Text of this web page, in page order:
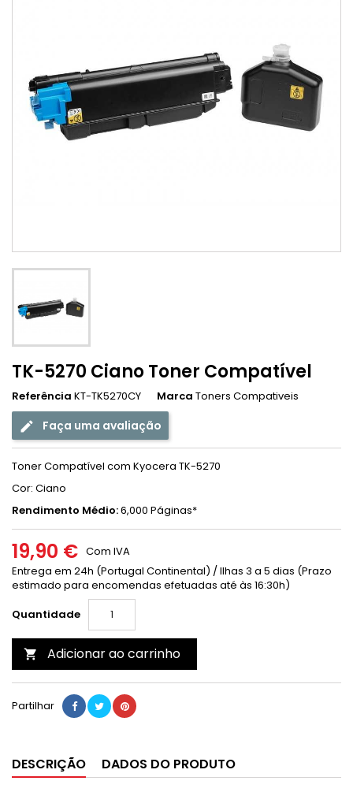
TK-5270 Ciano Toner Compatível
Referência KT-TK5270CY Marca Toners Compativeis
Faça uma avaliação
Toner Compatível com Kyocera TK-5270
Cor: Ciano
Rendimento Médio:6,000 Páginas*
19,90 € Com IVA
Entrega em 24h (Portugal Continental) / Ilhas 3 a 5 dias (Prazo
estimado para encomendas efetuadas até às 16:30h)
Quantidade
 Adicionar ao carrinho
Partilhar
DESCRIÇÃO DADOS DO PRODUTO